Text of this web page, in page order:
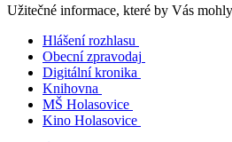
Užitečné informace, které by Vás
Hlášení rozhlasu
Obecní zpravodaj
Digitální kronika
Knihovna
MŠ Holasovice
Kino Holasovice